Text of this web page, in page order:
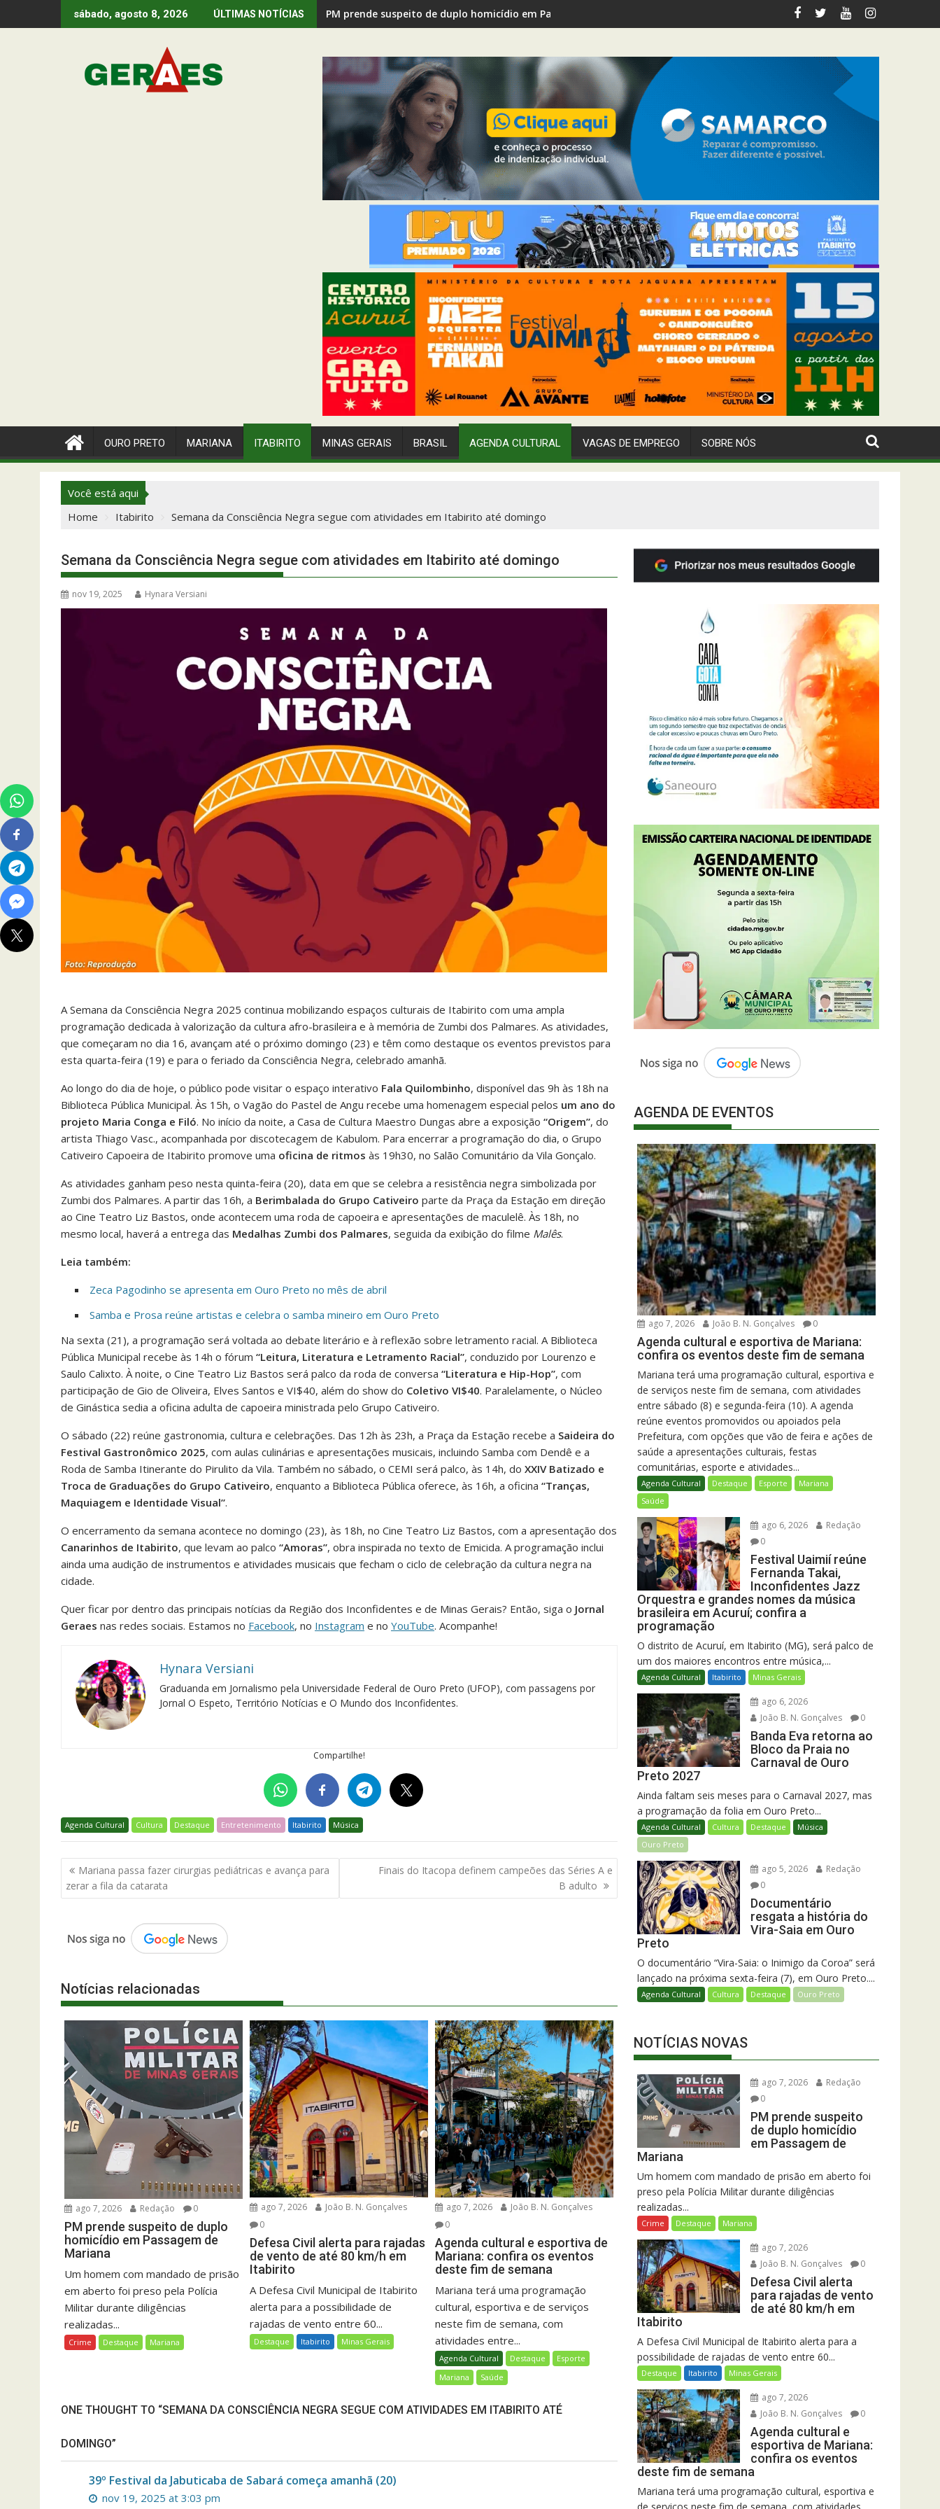
to
sábado, agosto 8, 2026 ÚLTIMAS NOTÍCIAS Defesa Civil alerta para rajadas de vento de até 80 km/h em Itabirito
OURO PRETO MARIANA ITABIRITO MINAS GERAIS BRASIL AGENDA CULTURAL VAGAS DE EMPREGO SOBRE NÓS
Você está aqui
Home
Itabirito Semana da Consciência Negra segue com atividades em Itabirito até domingo
Semana da Consciência Negra segue com atividades em Itabirito até domingo
nov 19, 2025 Hynara Versiani
A Semana da Consciência Negra 2025 continua mobilizando espaços culturais de Itabirito com uma ampla
programação dedicada à valorização da cultura afro-brasileira e à memória de Zumbi dos Palmares. As atividades,
que começaram no dia 16, avançam até o próximo domingo (23) e têm como destaque os eventos previstos para
esta quarta-feira (19) e para o feriado da Consciência Negra, celebrado amanhã.
Ao longo do dia de hoje, o público pode visitar o espaço interativo Fala Quilombinho, disponível das 9h às 18h na
Biblioteca Pública Municipal. Às 15h, o Vagão do Pastel de Angu recebe uma homenagem especial pelos um ano do
projeto Maria Conga e Filó. No início da noite, a Casa de Cultura Maestro Dungas abre a exposição “Origem”, do
artista Thiago Vasc., acompanhada por discotecagem de Kabulom. Para encerrar a programação do dia, o Grupo
Cativeiro Capoeira de Itabirito promove uma oficina de ritmos às 19h30, no Salão Comunitário da Vila Gonçalo.
As atividades ganham peso nesta quinta-feira (20), data em que se celebra a resistência negra simbolizada por
Zumbi dos Palmares. A partir das 16h, a Berimbalada do Grupo Cativeiro parte da Praça da Estação em direção
ao Cine Teatro Liz Bastos, onde acontecem uma roda de capoeira e apresentações de maculelê. Às 18h, no
mesmo local, haverá a entrega das Medalhas Zumbi dos Palmares, seguida da exibição do filme Malês.
Leia também:
Zeca Pagodinho se apresenta em Ouro Preto no mês de abril
Samba e Prosa reúne artistas e celebra o samba mineiro em Ouro Preto
Na sexta (21), a programação será voltada ao debate literário e à reflexão sobre letramento racial. A Biblioteca
Pública Municipal recebe às 14h o fórum “Leitura, Literatura e Letramento Racial”, conduzido por Lourenzo e
Saulo Calixto. À noite, o Cine Teatro Liz Bastos será palco da roda de conversa “Literatura e Hip-Hop”, com
participação de Gio de Oliveira, Elves Santos e VI$40, além do show do Coletivo VI$40. Paralelamente, o Núcleo
de Ginástica sedia a oficina adulta de capoeira ministrada pelo Grupo Cativeiro.
O sábado (22) reúne gastronomia, cultura e celebrações. Das 12h às 23h, a Praça da Estação recebe a Saideira do
Festival Gastronômico 2025, com aulas culinárias e apresentações musicais, incluindo Samba com Dendê e a
Roda de Samba Itinerante do Pirulito da Vila. Também no sábado, o CEMI será palco, às 14h, do XXIV Batizado e
Troca de Graduações do Grupo Cativeiro, enquanto a Biblioteca Pública oferece, às 16h, a oficina “Tranças,
Maquiagem e Identidade Visual”.
O encerramento da semana acontece no domingo (23), às 18h, no Cine Teatro Liz Bastos, com a apresentação dos
Canarinhos de Itabirito, que levam ao palco “Amoras”, obra inspirada no texto de Emicida. A programação inclui
ainda uma audição de instrumentos e atividades musicais que fecham o ciclo de celebração da cultura negra na
cidade.
Quer ficar por dentro das principais notícias da Região dos Inconfidentes e de Minas Gerais? Então, siga o Jornal
Geraes nas redes sociais. Estamos no Facebook, no Instagram e no YouTube. Acompanhe!
Hynara Versiani
Graduanda em Jornalismo pela Universidade Federal de Ouro Preto (UFOP), com passagens por
Jornal O Espeto, Território Notícias e O Mundo dos Inconfidentes.
Compartilhe!
Agenda Cultural Cultura Destaque Entretenimento Itabirito Música
Navegação
de
Post
Mariana passa fazer cirurgias pediátricas e avança para
zerar a fila da catarata
Finais do Itacopa definem campeões das Séries A e
B adulto
Notícias relacionadas
ago 7, 2026 Redação 0
PM prende suspeito de duplo
homicídio em Passagem de
Mariana
Um homem com mandado de prisão
em aberto foi preso pela Polícia
Militar durante diligências
realizadas...
Crime Destaque Mariana
ago 7, 2026
João B. N. Gonçalves
0
Defesa Civil alerta para rajadas
de vento de até 80 km/h em
Itabirito
A Defesa Civil Municipal de Itabirito
alerta para a possibilidade de
rajadas de vento entre 60...
Destaque Itabirito Minas Gerais
ago 7, 2026
João B. N. Gonçalves
0
Agenda cultural e esportiva de
Mariana: confira os eventos
deste fim de semana
Mariana terá uma programação
cultural, esportiva e de serviços
neste fim de semana, com
atividades entre...
Agenda Cultural Destaque
Esporte
Mariana
Saúde
ONE THOUGHT TO “SEMANA DA CONSCIÊNCIA NEGRA SEGUE COM ATIVIDADES EM ITABIRITO ATÉ
DOMINGO”
39º Festival da Jabuticaba de Sabará começa amanhã (20)
nov 19, 2025 at 3:03 pm
AGENDA DE EVENTOS
ago 7, 2026 João B. N. Gonçalves 0
Agenda cultural e esportiva de Mariana:
confira os eventos deste fim de semana
Mariana terá uma programação cultural, esportiva e
de serviços neste fim de semana, com atividades
entre sábado (8) e segunda-feira (10). A agenda
reúne eventos promovidos ou apoiados pela
Prefeitura, com opções que vão de feira e ações de
saúde a apresentações culturais, festas
comunitárias, esporte e atividades...
Agenda Cultural Destaque Esporte
Mariana
Saúde
ago 6, 2026
Redação
0
Festival Uaimií reúne
Fernanda Takai,
Inconfidentes Jazz
Orquestra e grandes nomes da música
brasileira em Acuruí; confira a
programação
O distrito de Acuruí, em Itabirito (MG), será palco de
um dos maiores encontros entre música,...
Agenda Cultural Itabirito Minas Gerais
ago 6, 2026
João B. N. Gonçalves
0
Banda Eva retorna ao
Bloco da Praia no
Carnaval de Ouro
Preto 2027
Ainda faltam seis meses para o Carnaval 2027, mas
a programação da folia em Ouro Preto...
Agenda Cultural Cultura Destaque
Música
Ouro Preto
ago 5, 2026
Redação
0
Documentário
resgata a história do
Vira-Saia em Ouro
Preto
O documentário “Vira-Saia: o Inimigo da Coroa” será
lançado na próxima sexta-feira (7), em Ouro Preto....
Agenda Cultural Cultura Destaque Ouro Preto
NOTÍCIAS NOVAS
ago 7, 2026
Redação
0
PM prende suspeito
de duplo homicídio
em Passagem de
Mariana
Um homem com mandado de prisão em aberto foi
preso pela Polícia Militar durante diligências
realizadas...
Crime Destaque Mariana
ago 7, 2026
João B. N. Gonçalves
0
Defesa Civil alerta
para rajadas de vento
de até 80 km/h em
Itabirito
A Defesa Civil Municipal de Itabirito alerta para a
possibilidade de rajadas de vento entre 60...
Destaque Itabirito Minas Gerais
ago 7, 2026
João B. N. Gonçalves
0
Agenda cultural e
esportiva de Mariana:
confira os eventos
deste fim de semana
Mariana terá uma programação cultural, esportiva e